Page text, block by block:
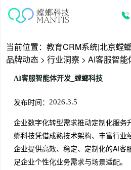
当前位置： 教育CRM系统|北京螳
品牌动态 > 行业洞察 > AI客服智能
AI客服智能体开发_螳螂科技
发布时间： 2026.3.5
企业数字化转型需求推动定制化服务
螂科技凭借成熟技术架构、丰富行业
企业提供高效、稳定、定制化的AI客
足企业个性化业务需求与场景适配。